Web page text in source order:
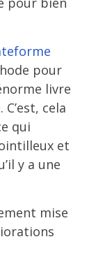
pour
livre
cela
qui
et
y a une
mise